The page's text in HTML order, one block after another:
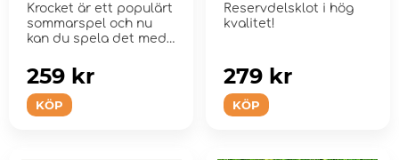
Krocket är ett populärt
sommarspel och nu
kan du spela det med
KÖP
259 kr
Reservdelsklot i hög
kvalitet!
KÖP
279 kr